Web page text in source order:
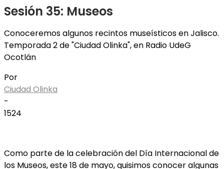
Sesión 35: Museos
Conoceremos algunos recintos museísticos en Jalisco.
Temporada 2 de "Ciudad Olinka", en Radio UdeG
Ocotlán
Por
Ciudad Olinka
-
1524
Como parte de la celebración del Día Internacional de
los Museos, este 18 de mayo, quisimos conocer algunas